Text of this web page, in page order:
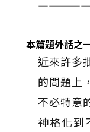
本篇題外話之
近來許多
的問題上
不必特意
神格化到